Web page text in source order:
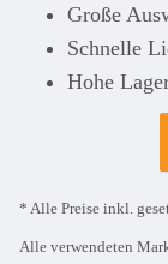
Große
Schnelle
Hohe
* Alle Preise inkl.
Alle verwendeten